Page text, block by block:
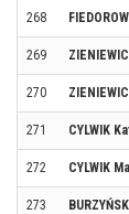
268
269
270
271 CYLWIK
272 CYLWIK
273